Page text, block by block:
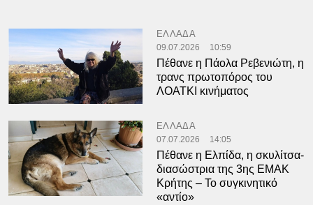
ΕΛΛΑΔΑ
09.07.2026 10:59
Πέθανε η Πάολα Ρεβενιώτη, η
τρανς πρωτοπόρος του
ΛΟΑΤΚΙ κινήματος
ΕΛΛΑΔΑ
07.07.2026 14:05
Πέθανε η Ελπίδα, η σκυλίτσα-
διασώστρια της 3ης ΕΜΑΚ
Κρήτης – Το συγκινητικό
«αντίο»